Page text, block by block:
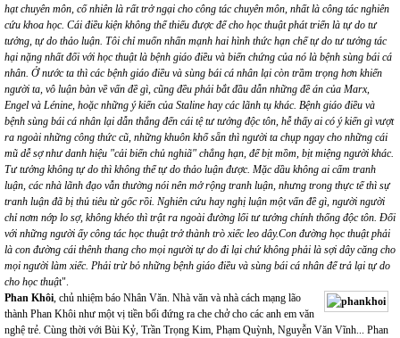
hạt chuyên môn, cố nhiên là rất trở ngại cho công tác chuyên môn, nhất là công tác nghiên
cứu khoa học. Cái điều kiện không thể thiếu được để cho học thuật phát triển là tự do tư
tưởng, tự do thảo luận. Tôi chỉ muốn nhấn mạnh hai hình thức hạn chế tự do tư tưởng tác
hại nặng nhất đối với học thuật là bệnh giáo điều và biến chứng của nó là bệnh sùng bái cá
nhân. Ở nước ta thì các bệnh giáo điều và sùng bái cá nhân lại còn trầm trọng hơn khiến
người ta, vô luận bàn về vấn đề gì, cũng đều phải bắt đầu dẫn những đề án của Marx,
Engel và Lénine, hoặc những ý kiến của Staline hay các lãnh tụ khác. Bệnh giáo điều và
bệnh sùng bái cá nhân lại dẫn thẳng đến cái tệ tư tưởng độc tôn, hễ thấy ai có ý kiến gì vượt
ra ngoài những công thức cũ, những khuôn khổ sẵn thì người ta chụp ngay cho những cái
mũ dễ sợ như danh hiệu "cải biến chủ nghiã" chẳng hạn, để bịt mồm, bịt miệng người khác.
Tư tưởng không tự do thì không thể tự do thảo luận được. Mặc dầu không ai cấm tranh
luận, các nhà lãnh đạo vẫn thường nói nên mở rộng tranh luận, nhưng trong thực tế thì sự
tranh luận đã bị thủ tiêu từ gốc rồi. Nghiên cứu hay nghị luận một vấn đề gì, người người
chỉ nơm nớp lo sợ, không khéo thì trật ra ngoài đường lối tư tưởng chính thống độc tôn. Đối
với những người ấy công tác học thuật trở thành trò xiếc leo dây.Con đường học thuật phải
là con đường cái thênh thang cho mọi người tự do đi lại chứ không phải là sợi dây căng cho
mọi người làm xiếc. Phải trừ bỏ những bệnh giáo điều và sùng bái cá nhân để trả lại tự do
cho học thuật".
Phan Khôi, chủ nhiệm báo Nhân Văn. Nhà văn và nhà cách mạng lão
thành Phan Khôi như một vị tiền bối đứng ra che chở cho các anh em văn
nghệ trẻ. Cùng thời với Bùi Kỷ, Trần Trọng Kim, Phạm Quỳnh, Nguyễn Văn Vĩnh... Phan